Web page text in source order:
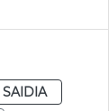
SAIDIA